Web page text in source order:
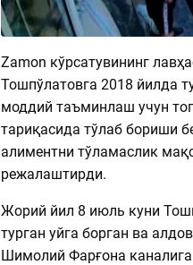
Zamon кўрсатувининг
Тошпўлатовга 2018 йилда
моддий таъминлаш учун
тариқасида тўлаб бориши
алиментни тўламаслик
режалаштирди.
Жорий йил 8 июль куни
турган уйга борган ва
Шимолий Фарғона